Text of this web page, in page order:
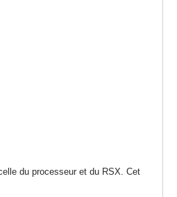
du processeur et du RSX. Cet